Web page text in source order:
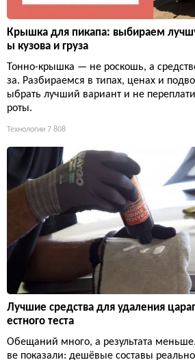
Крышка для пикапа: выбираем
ы кузова и груза
Тонно-крышка — не роскошь, а
за. Разбираемся в типах, ценах и
ыбрать лучший вариант и не
роты.
Технологии 7 808
Лучшие средства для удаления
естного теста
Обещаний много, а результата
ве показали: дешёвые составы